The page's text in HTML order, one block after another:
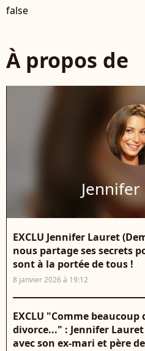
false
À propos de
EXCLU Jennifer Lauret
nous partage ses secrets
sont à la portée de tous !
8 janvier 2026 à 19:12
EXCLU "Comme
divorce..." : Jennifer
avec son ex-mari et père